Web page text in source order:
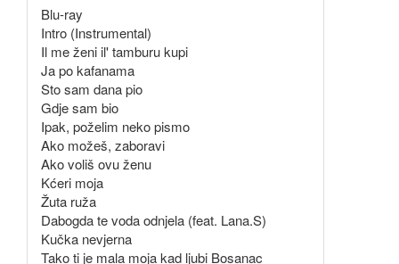
Blu-ray
Intro (Instrumental)
Il me ženi il' tamburu kupi
Ja po kafanama
Sto sam dana pio
Gdje sam bio
Ipak, poželim neko pismo
Ako možeš, zaboravi
Ako voliš ovu ženu
Kćeri moja
Žuta ruža
Dabogda te voda odnjela (feat. Lana.S)
Kučka nevjerna
Tako ti je mala moja kad ljubi Bosanac